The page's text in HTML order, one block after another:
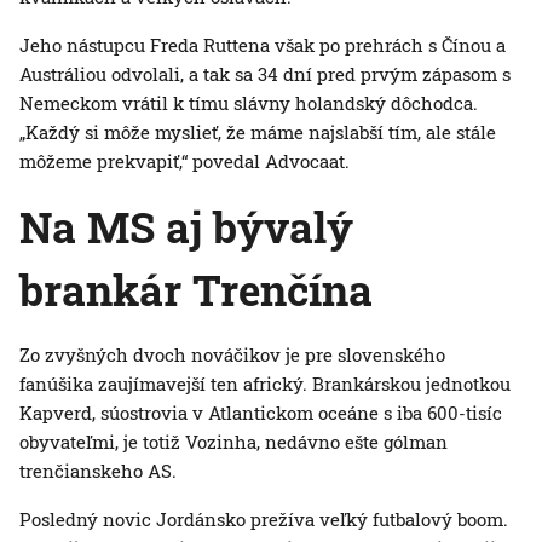
Jeho nástupcu Freda Ruttena však po prehrách s Čínou a
Austráliou odvolali, a tak sa 34 dní pred prvým zápasom s
Nemeckom vrátil k tímu slávny holandský dôchodca.
„Každý si môže myslieť, že máme najslabší tím, ale stále
môžeme prekvapiť,“ povedal Advocaat.
Na MS aj bývalý
brankár Trenčína
Zo zvyšných dvoch nováčikov je pre slovenského
fanúšika zaujímavejší ten africký. Brankárskou jednotkou
Kapverd, súostrovia v Atlantickom oceáne s iba 600-tisíc
obyvateľmi, je totiž Vozinha, nedávno ešte gólman
trenčianskeho AS.
Posledný novic Jordánsko prežíva veľký futbalový boom.